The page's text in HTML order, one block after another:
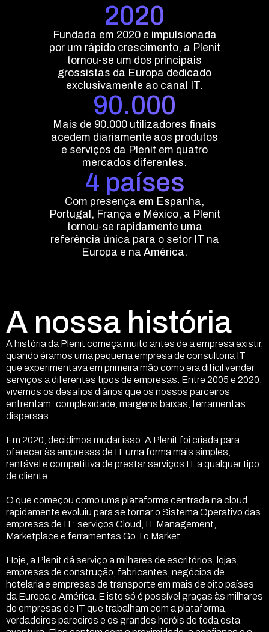
2020
Fundada em 2020 e impulsionada
por um rápido crescimento, a Plenit
tornou-se um dos principais
grossistas da Europa dedicado
exclusivamente ao canal IT.
90.000
Mais de 90.000 utilizadores finais
acedem diariamente aos produtos
e serviços da Plenit em quatro
mercados diferentes.
4 países
Com presença em Espanha,
Portugal, França e México, a Plenit
tornou-se rapidamente uma
referência única para o setor IT na
Europa e na América.
A nossa história
A história da Plenit começa muito antes de a empresa existir,
quando éramos uma pequena empresa de consultoria IT
que experimentava em primeira mão como era difícil vender
serviços a diferentes tipos de empresas. Entre 2005 e 2020,
vivemos os desafios diários que os nossos parceiros
enfrentam: complexidade, margens baixas, ferramentas
dispersas…
Em 2020, decidimos mudar isso. A Plenit foi criada para
oferecer às empresas de IT uma forma mais simples,
rentável e competitiva de prestar serviços IT a qualquer tipo
de cliente.
O que começou como uma plataforma centrada na cloud
rapidamente evoluiu para se tornar o Sistema Operativo das
empresas de IT: serviços Cloud, IT Management,
Marketplace e ferramentas Go To Market.
Hoje, a Plenit dá serviço a milhares de escritórios, lojas,
empresas de construção, fabricantes, negócios de
hotelaria e empresas de transporte em mais de oito países
da Europa e América. E isto só é possível graças às milhares
de empresas de IT que trabalham com a plataforma,
verdadeiros parceiros e os grandes heróis de toda esta